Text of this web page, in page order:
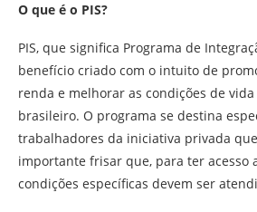
O que é o PIS?
PIS, que significa Programa de
benefício criado com o intuito de
renda e melhorar as condições de
brasileiro. O programa se destina
trabalhadores da iniciativa privada
importante frisar que, para ter acesso
condições específicas devem ser